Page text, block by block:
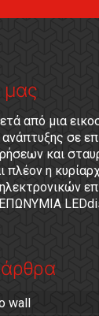
μας
από μια
σε
και
πλέον η
wall